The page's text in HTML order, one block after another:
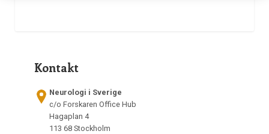
Kontakt
Neurologi i Sverige
c/o Forskaren Office Hub
Hagaplan 4
113 68 Stockholm